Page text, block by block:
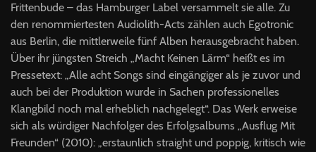
Frittenbude – das Hamburger Label versammelt sie alle. Zu
den renommiertesten Audiolith-Acts zählen auch Egotronic
aus Berlin, die mittlerweile fünf Alben herausgebracht haben.
Über ihr jüngsten Streich „Macht Keinen Lärm“ heißt es im
Pressetext: „Alle acht Songs sind eingängiger als je zuvor und
auch bei der Produktion wurde in Sachen professionelles
Klangbild noch mal erheblich nachgelegt“. Das Werk erweise
sich als würdiger Nachfolger des Erfolgsalbums „Ausflug Mit
Freunden“ (2010): „erstaunlich straight und poppig, kritisch wie